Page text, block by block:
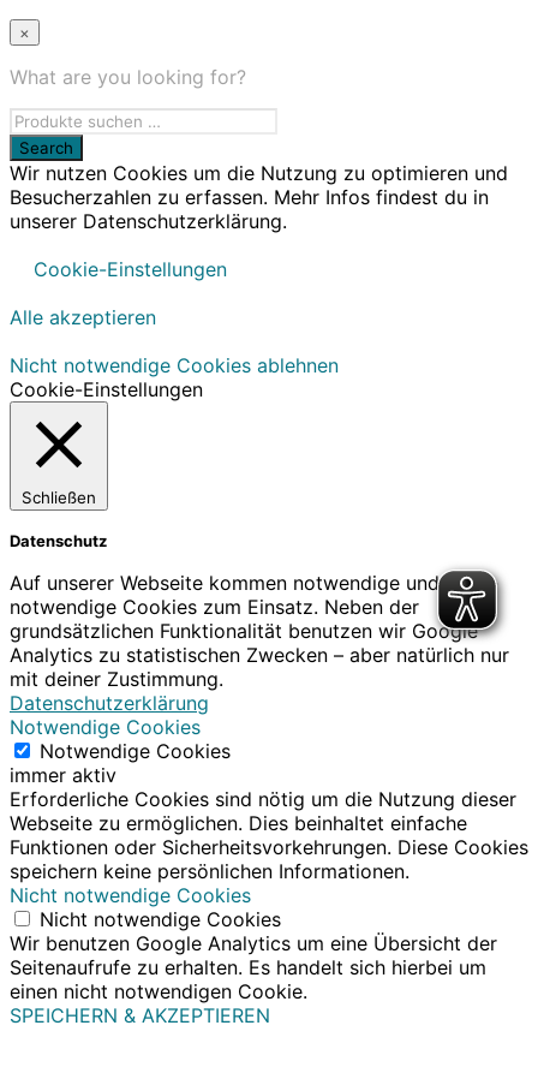
×
What are you looking for?
Wir nutzen Cookies um die Nutzung zu optimieren und
Besucherzahlen zu erfassen. Mehr Infos findest du in
unserer Datenschutzerklärung.
Cookie-Einstellungen
Alle akzeptieren
Nicht notwendige Cookies ablehnen
Cookie-Einstellungen
Schließen
Datenschutz
Auf unserer Webseite kommen notwendige und nicht-
notwendige Cookies zum Einsatz. Neben der
grundsätzlichen Funktionalität benutzen wir Google
Analytics zu statistischen Zwecken – aber natürlich nur
mit deiner Zustimmung.
Datenschutzerklärung
Notwendige Cookies
Notwendige Cookies
immer aktiv
Erforderliche Cookies sind nötig um die Nutzung dieser
Webseite zu ermöglichen. Dies beinhaltet einfache
Funktionen oder Sicherheitsvorkehrungen. Diese Cookies
speichern keine persönlichen Informationen.
Nicht notwendige Cookies
Nicht notwendige Cookies
Wir benutzen Google Analytics um eine Übersicht der
Seitenaufrufe zu erhalten. Es handelt sich hierbei um
einen nicht notwendigen Cookie.
SPEICHERN & AKZEPTIEREN